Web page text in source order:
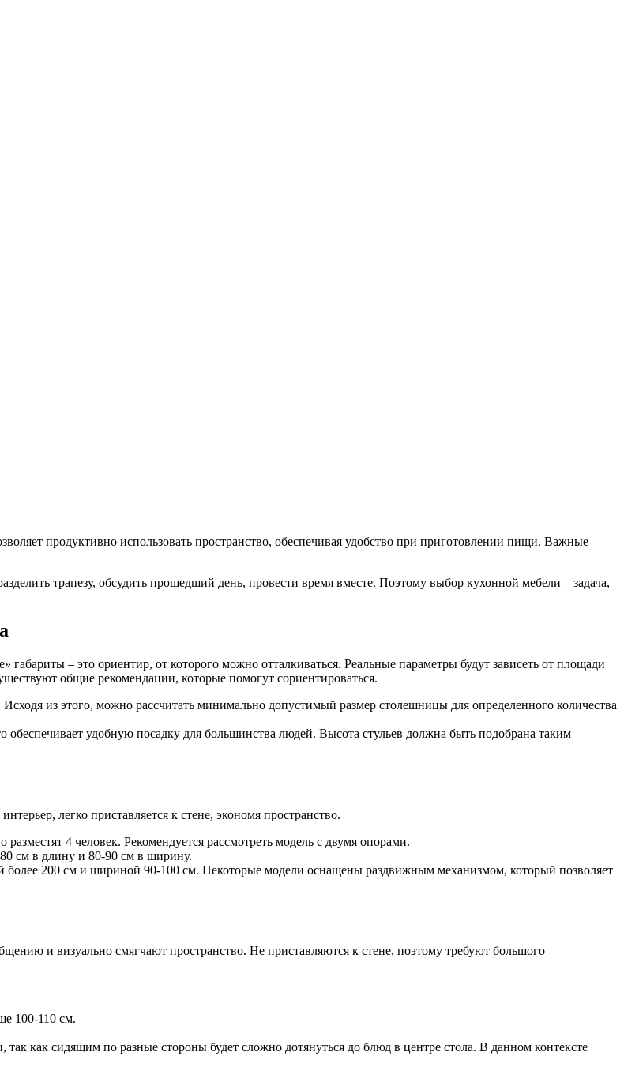
продуктивно использовать пространство, обеспечивая удобство при приготовлении пищи. Важные
трапезу, обсудить прошедший день, провести время вместе. Поэтому выбор кухонной мебели – задача,
– это ориентир, от которого можно отталкиваться. Реальные параметры будут зависеть от площади
общие рекомендации, которые помогут сориентироваться.
из этого, можно рассчитать минимально допустимый размер столешницы для определенного количества
обеспечивает удобную посадку для большинства людей. Высота стульев должна быть подобрана таким
легко приставляется к стене, экономя пространство.
4 человек. Рекомендуется рассмотреть модель с двумя опорами.
см в длину и 80-90 см в ширину.
более 200 см и шириной 90-100 см. Некоторые модели оснащены раздвижным механизмом, который позволяет
и визуально смягчают пространство. Не приставляются к стене, поэтому требуют большого
100-110 см.
как сидящим по разные стороны будет сложно дотянуться до блюд в центре стола. В данном контексте